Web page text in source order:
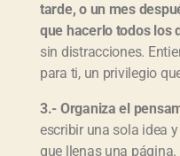
tarde, o un mes
que hacerlo todos los
sin distracciones.
para ti, un privilegio
3.- Organiza el
escribir una sola idea
que llenas una página.